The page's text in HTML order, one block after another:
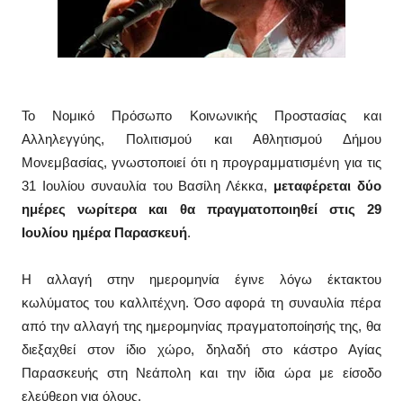
Το Νομικό Πρόσωπο Κοινωνικής Προστασίας και
Αλληλεγγύης, Πολιτισμού και Αθλητισμού Δήμου
Μονεμβασίας, γνωστοποιεί ότι η προγραμματισμένη για τις
31 Ιουλίου συναυλία του Βασίλη Λέκκα, μεταφέρεται δύο
ημέρες νωρίτερα και θα πραγματοποιηθεί στις 29
Ιουλίου ημέρα Παρασκευή.
Η αλλαγή στην ημερομηνία έγινε λόγω έκτακτου
κωλύματος του καλλιτέχνη. Όσο αφορά τη συναυλία πέρα
από την αλλαγή της ημερομηνίας πραγματοποίησής της, θα
διεξαχθεί στον ίδιο χώρο, δηλαδή στο κάστρο Αγίας
Παρασκευής στη Νεάπολη και την ίδια ώρα με είσοδο
ελεύθερη για όλους.